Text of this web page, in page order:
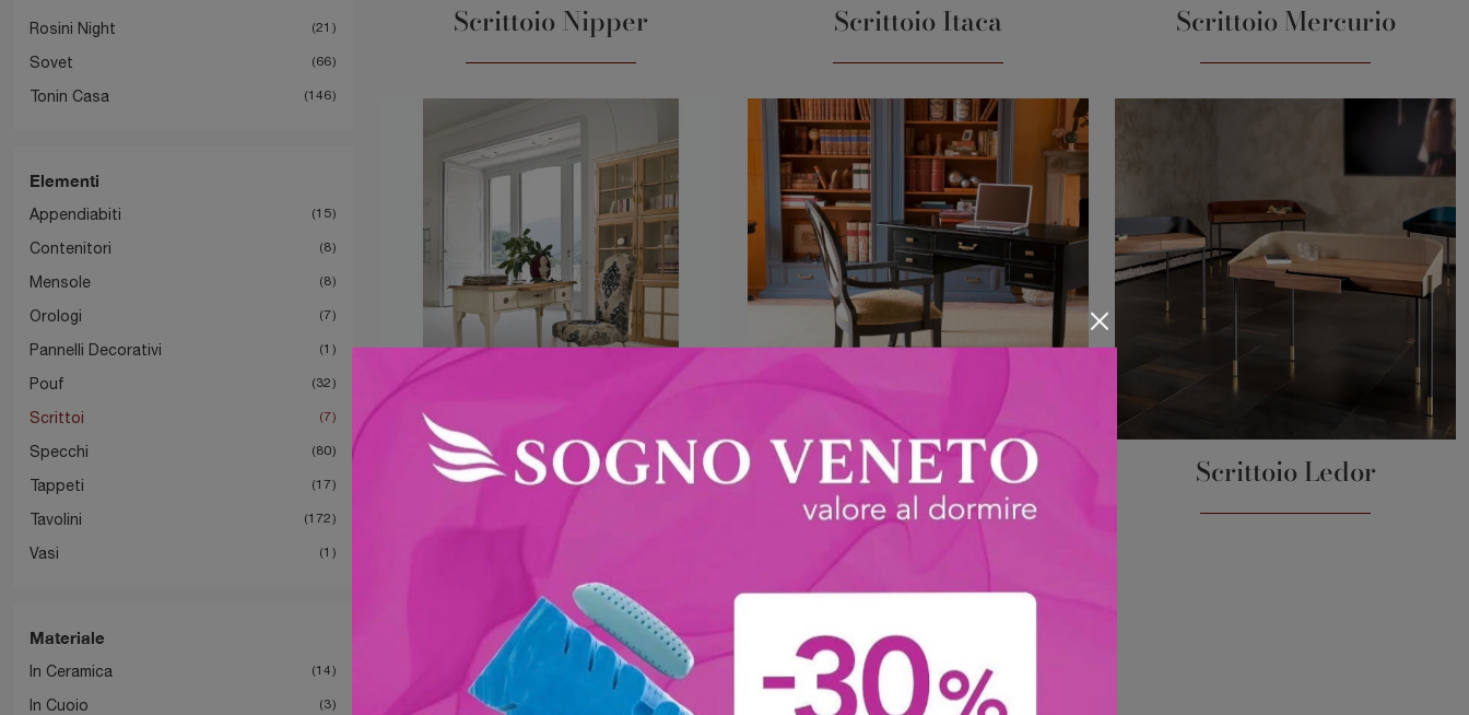
Rosini Night 21
Sovet 66
Tonin Casa 146
Elementi
Appendiabiti 15
Contenitori 8
Mensole 8
Orologi 7
Pannelli Decorativi 1
Pouf 32
Scrittoi 7
Specchi 80
Tappeti 17
Tavolini 172
Vasi 1
Materiale
In Ceramica 14
In Cuoio 3
Scrittoio Nipper Scrittoio Itaca Scrittoio Mercurio
Scrittoio Soave Scrittoio Sandra Scrittoio Ledor